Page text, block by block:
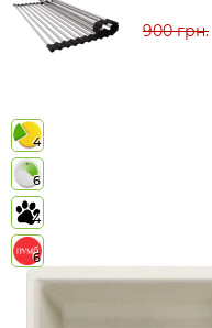
900 грн.
4
6
4
6